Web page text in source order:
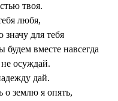
твоя.
любя,
значу для тебя
вместе навсегда
осуждай.
дай.
о землю я опять,